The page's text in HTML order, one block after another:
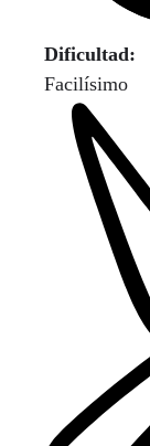
Dificultad:
Facilísimo